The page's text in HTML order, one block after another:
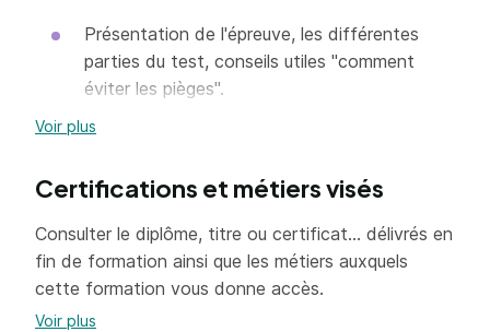
Travailler rapidement et attentivement.
Enrichir son vocabulaire.
Présentation de l'épreuve, les différentes
parties du test, conseils utiles "comment
éviter les pièges".
Préparation adaptée au niveau visé.
Language
=> En savoir plus
Voir plus
Certifications et métiers visés
Consulter le diplôme, titre ou certificat... délivrés en
fin de formation ainsi que les métiers auxquels
cette formation vous donne accès.
Voir plus